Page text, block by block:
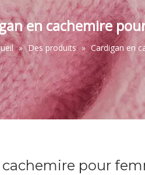
en cachemire
» Des produits » Cardigan en
pour